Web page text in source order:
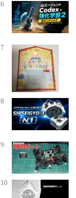
6
7
8
9
10